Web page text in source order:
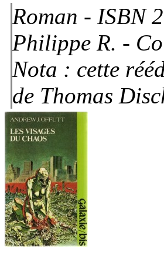
Roman - ISBN
Philippe R. -
Nota : cette
de Thomas